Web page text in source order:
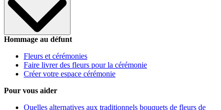
Hommage au défunt
Fleurs et cérémonies
Faire livrer des fleurs pour la cérémonie
Créer votre espace cérémonie
Pour vous aider
Quelles alternatives aux traditionnels bouquets de fleurs de